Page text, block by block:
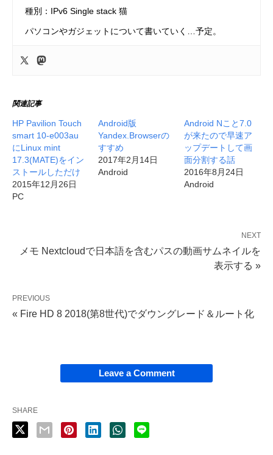
種別：IPv6 Single stack 猫
パソコンやガジェットについて書いていく…予定。
関連記事
HP Pavilion Touch
smart 10-e003au
にLinux mint
17.3(MATE)をイン
ストールしただけ
2015年12月26日
PC
Android版
Yandex.Browserの
すすめ
2017年2月14日
Android
Android Nこと7.0
が来たので早速ア
ップデートして画
面分割する話
2016年8月24日
Android
NEXT
メモ Nextcloudで日本語を含むパスの動画サムネイルを
表示する »
PREVIOUS
« Fire HD 8 2018(第8世代)でダウングレード＆ルート化
Leave a Comment
SHARE